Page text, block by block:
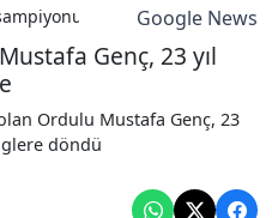
Mustafa Genç, 23 yıl
Google News
Genç, 23 yıl
Ordulu Mustafa Genç, 23
döndü